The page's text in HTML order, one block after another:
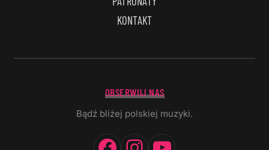
KONTAKT
OBSERWUJ NAS
Bądź bliżej polskiej muzyki.
Facebook
Instagram